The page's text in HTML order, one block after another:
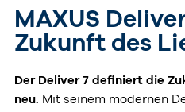
MAXUS
Zukunft des
Der Deliver 7 definiert die
neu. Mit seinem modernen